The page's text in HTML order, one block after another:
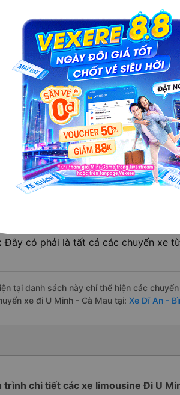
limousine sớm nhất khởi hành lúc
Xe limousine nào khởi hành từ Dĩ An
bạn muốn đi chuyến muộn, lựa chọn cuối
Xe limousine nào từ Dĩ An - Bình
số các hãng, nổi bật nhất
con số minh chứng cho dịch vụ cao cấp và
Đây có phải là tất cả các chuyến xe
tại danh sách này chỉ thể hiện các
xe đi U Minh - Cà Mau tại: Xe Dĩ An -
trình chi tiết các xe limousine Đi U